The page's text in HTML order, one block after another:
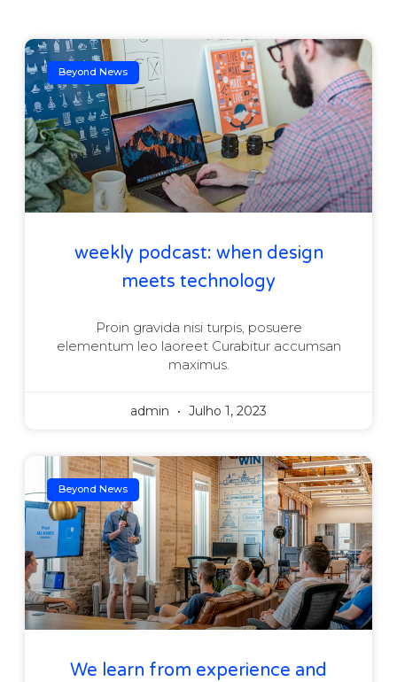
Beyond News
weekly podcast: when design
meets technology
Proin gravida nisi turpis, posuere
elementum leo laoreet Curabitur accumsan
maximus.
admin Julho 1, 2023
Beyond News
We learn from experience and